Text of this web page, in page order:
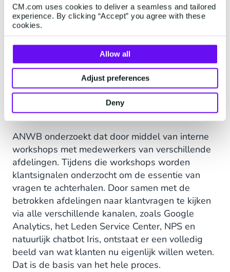
CM.com uses cookies to deliver a seamless and tailored
experience. By clicking “Accept” you agree with these
cookies.
Allow all
Adjust preferences
Deny
1. Neem de klantvraag
serieus
Lijkt makkelijk, is het niet. We hebben vaak de
neiging aannames te doen op basis van onze
eigen ideeën en ervaringen. Margot: “Je moet het
idee loslaten dat je weet wat klanten bedoelen
met hun vragen. Je moet je er juist in verdiepen:
wat wil de klant nu echt weten?
ANWB onderzoekt dat door middel van interne
workshops met medewerkers van verschillende
afdelingen. Tijdens die workshops worden
klantsignalen onderzocht om de essentie van
vragen te achterhalen. Door samen met de
betrokken afdelingen naar klantvragen te kijken
via alle verschillende kanalen, zoals Google
Analytics, het Leden Service Center, NPS en
natuurlijk chatbot Iris, ontstaat er een volledig
beeld van wat klanten nu eigenlijk willen weten.
Dat is de basis van het hele proces.